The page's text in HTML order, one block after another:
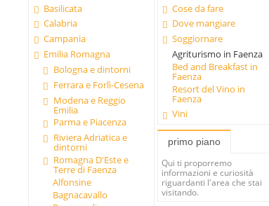
Basilicata
Calabria
Campania
Emilia Romagna
Bologna e dintorni
Ferrara e Forlì-Cesena
Modena e Reggio
Emilia
Parma e Piacenza
Riviera Adriatica e
dintorni
Romagna D'Este e
Terre di Faenza
Alfonsine
Bagnacavallo
Cose da fare
Dove mangiare
Soggiornare
Agriturismo in Faenza
Bed and Breakfast in
Faenza
Resort del Vino in
Faenza
Vini
primo piano
Qui ti proporremo
informazioni e curiosità
riguardanti l'area che stai
visitando.